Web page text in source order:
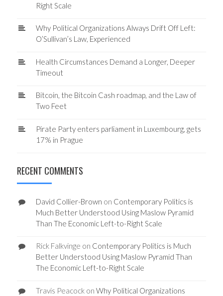
Right Scale
Why Political Organizations Always Drift Off Left:
O’Sullivan’s Law, Experienced
Health Circumstances Demand a Longer, Deeper
Timeout
Bitcoin, the Bitcoin Cash roadmap, and the Law of
Two Feet
Pirate Party enters parliament in Luxembourg, gets
17% in Prague
RECENT COMMENTS
David Collier-Brown on Contemporary Politics is
Much Better Understood Using Maslow Pyramid
Than The Economic Left-to-Right Scale
Rick Falkvinge on Contemporary Politics is Much
Better Understood Using Maslow Pyramid Than
The Economic Left-to-Right Scale
Travis Peacockon Why Political Organizations